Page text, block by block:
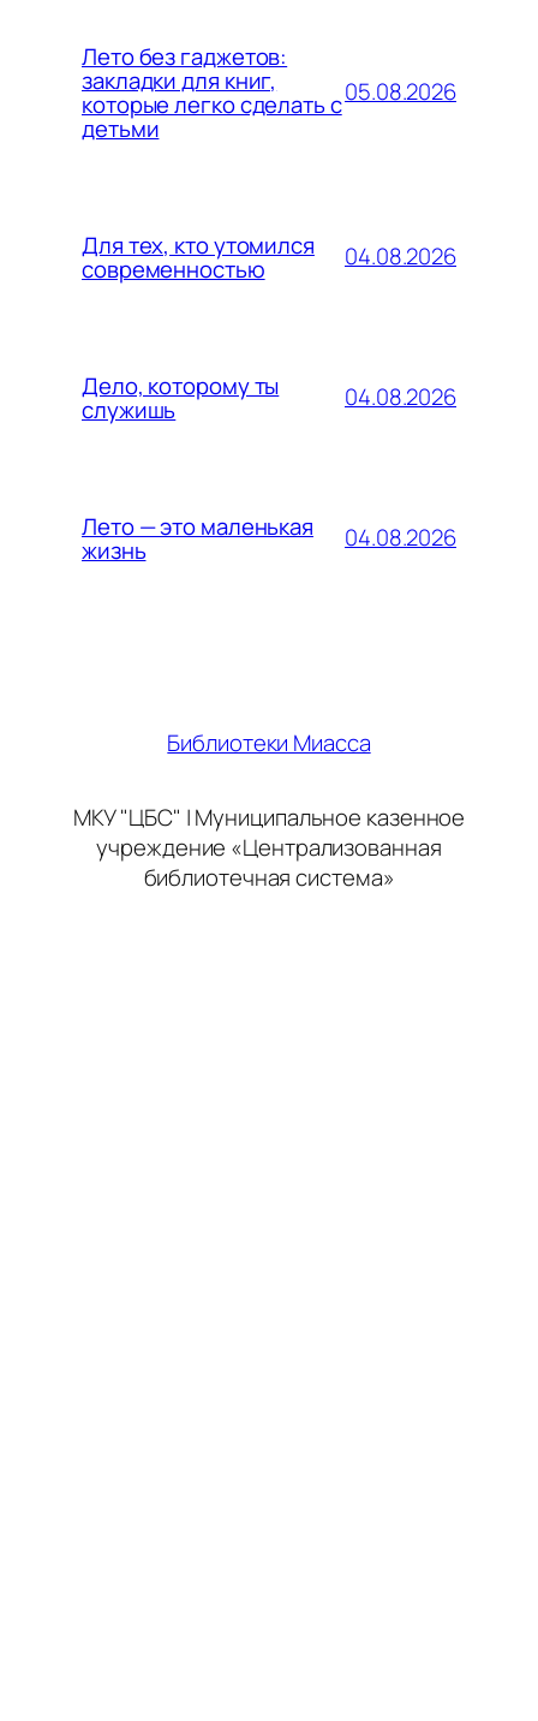
Лето без гаджетов:
закладки для книг,
которые легко сделать с
детьми
05.08.2026
Для тех, кто утомился
современностью 04.08.2026
Дело, которому ты
служишь 04.08.2026
Лето — это маленькая
жизнь 04.08.2026
Библиотеки Миасса
МКУ "ЦБС" | Муниципальное казенное
учреждение «Централизованная
библиотечная система»